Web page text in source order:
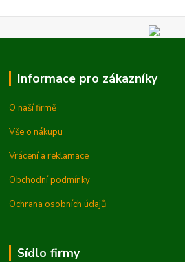
Informace pro zákazníky
O naší firmě
Vše o nákupu
Vrácení a reklamace
Obchodní podmínky
Ochrana osobních údajů
Sídlo firmy